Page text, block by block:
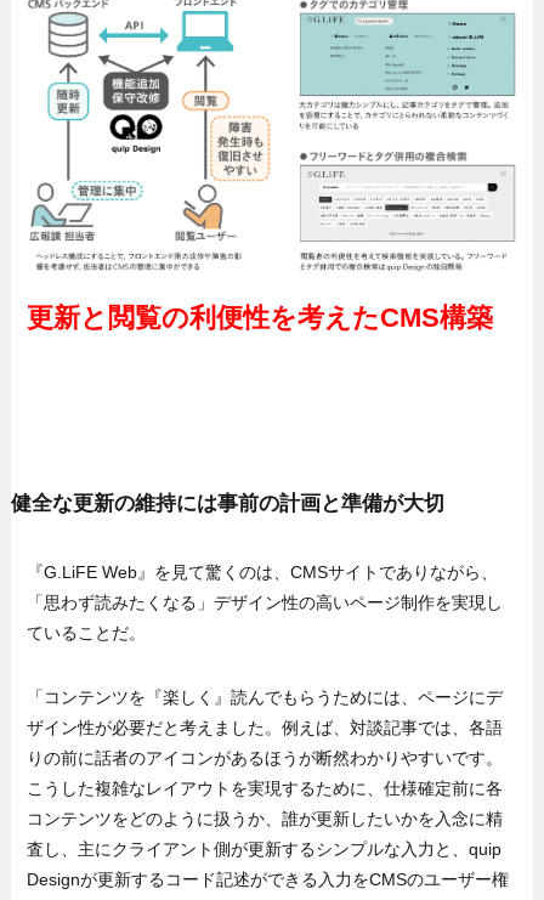
更新と閲覧の利便性を考えたCMS構築
健全な更新の維持には事前の計画と準備が大切
『G.LiFE Web』を見て驚くのは、CMSサイトでありながら、
「思わず読みたくなる」デザイン性の高いページ制作を実現し
ていることだ。
「コンテンツを『楽しく』読んでもらうためには、ページにデ
ザイン性が必要だと考えました。例えば、対談記事では、各語
りの前に話者のアイコンがあるほうが断然わかりやすいです。
こうした複雑なレイアウトを実現するために、仕様確定前に各
コンテンツをどのように扱うか、誰が更新したいかを入念に精
査し、主にクライアント側が更新するシンプルな入力と、quip
Designが更新するコード記述ができる入力をCMSのユーザー権